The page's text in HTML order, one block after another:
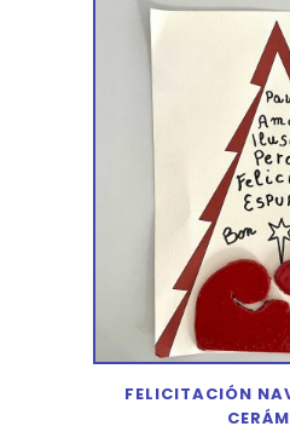
FELICITACIÓN